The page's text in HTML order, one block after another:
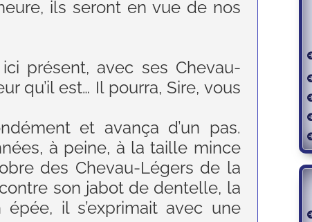
ils seront en vue de nos
présent, avec ses Chevau-
qu’il est… Il pourra, Sire, vous
et avança d’un pas.
à peine, à la taille mince
des Chevau-Légers de la
son jabot de dentelle, la
il s’exprimait avec une